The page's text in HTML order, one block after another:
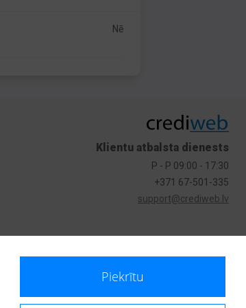
Nē
Klientu atbalsta dienests
P - P 09:00 - 17:30
+371 67-501-335
support@crediweb.lv
Piekrītu